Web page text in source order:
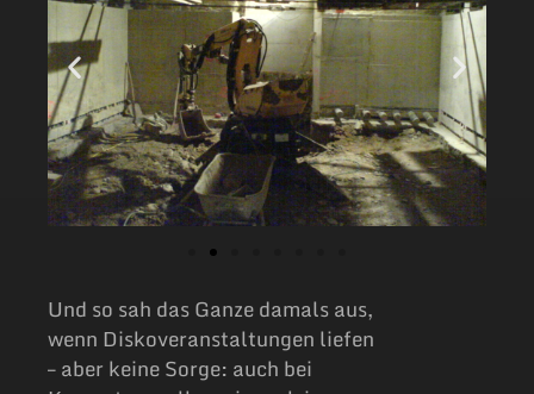
Und so sah das Ganze damals aus,
wenn Diskoveranstaltungen liefen
– aber keine Sorge: auch bei